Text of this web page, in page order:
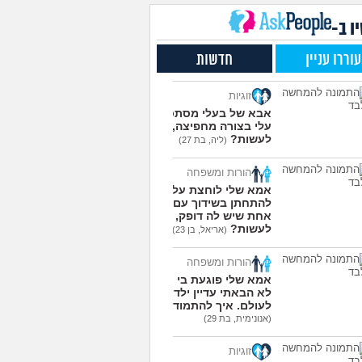
שלי תקוע אצלי בגלל
מה לעשות איתו?
(אנונימי, בן 15)
4
או לא לסבית ומה
עם זה?
בת 18)
את מתמודדים עם זה
עצות
עוד שאלות חדשות במדור
ב-
עוררו עניין חדשות
זוגיות
אבא של בעלי מסתכל
עלי בצורה מחפיצה, מה
לעשות? (ליה, בת 27)
הורות ומשפחה
אמא שלי לוחצת עליי
להתחתן בשידוך עם כל
אחת שיש לה דופק, מה
לעשות? (אריאל, בן 23)
הורות ומשפחה
אמא שלי פוגעת בי כי
לא הבאתי עדיין ילדים
לעולם. איך להתמודד?
(אנונימית, בת 29)
זוגיות